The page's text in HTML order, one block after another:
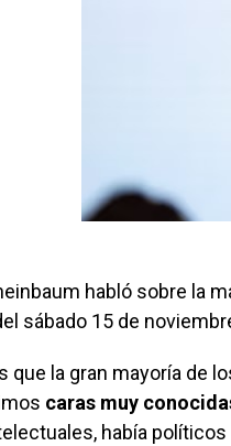
habló sobre la
sábado 15 de
que la gran mayoría de
caras muy
había